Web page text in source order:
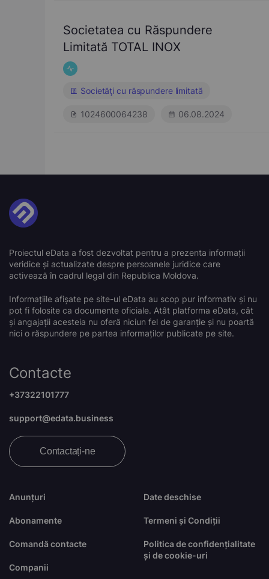
Societatea cu Răspundere
Limitată TOTAL INOX
Societăţi cu răspundere limitată
1024600064238 06.08.2024
Proiectul eData a fost dezvoltat pentru a prezenta informații
veridice și actualizate despre persoanele juridice care
activează în cadrul legal din Republica Moldova.
Informațiile afișate pe site-ul eData au scop pur informativ și nu
pot fi folosite ca documente oficiale. Atât platforma eData, cât
și angajații acesteia nu oferă niciun fel de garanție și nu poartă
nici o răspundere pe partea informaților publicate pe site.
Anunțuri
Abonamente
Comandă contacte
Companii
Date deschise
Termeni și Condiții
Politica de confidențialitate
și de cookie-uri
Contacte
+37322101777
support@edata.business
Contactați-ne